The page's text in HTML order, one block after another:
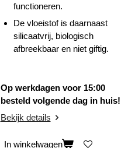
functioneren.
De vloeistof is daarnaast
silicaatvrij, biologisch
afbreekbaar en niet giftig.
Op werkdagen voor 15:00
besteld volgende dag in huis!
Bekijk details
In winkelwagen